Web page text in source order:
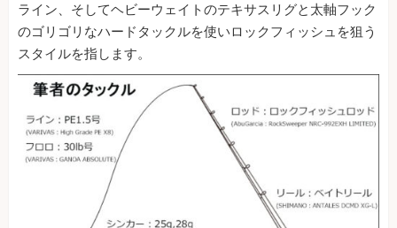
ライン、そしてヘビーウェイトのテキサスリグと太軸フック
のゴリゴリなハードタックルを使いロックフィッシュを狙う
スタイルを指します。